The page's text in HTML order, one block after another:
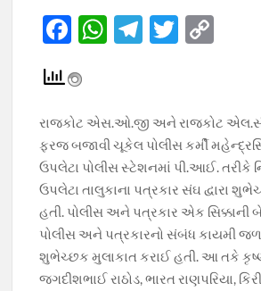
F
e
b
o
o
k
W
s
A
p
p
T
gr
a
m
T
er y
Li
n
k
રાજકોટ એસ.ઓ.જી અને રાજકોટ
ફરજ બજાવી ચૂકેલ પોલીસ કર્મી
ઉપલેટા પોલીસ સ્ટેશનમાં પી.આઈ. તરીકે
ઉપલેટા તાલુકાના પત્રકાર સંઘ દ્વારા
હતી. પોલીસ અને પત્રકાર એક સિક્કાની
પોલીસ અને પત્રકારનો સંબંધ કાયમી
શુભેચ્છક મુલાકાત કરાઈ હતી. આ તકે
જગદીશભાઈ રાઠોડ, ભારત રાણપરિયા,